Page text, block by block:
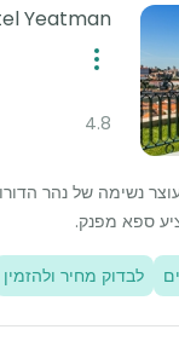
Yeatman
4.8
נשימה של נהר
ספא מפנק.
לבדוק מחיר ולהזמין